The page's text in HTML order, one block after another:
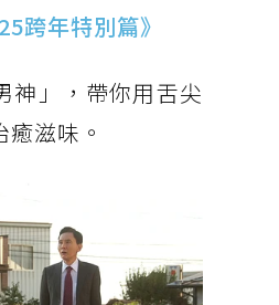
跨年特別篇》
神」，帶你用舌尖
滋味。